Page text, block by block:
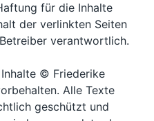
für die Inhalte
der verlinkten Seiten
verantwortlich.
© Friederike
Alle Texte
geschützt und